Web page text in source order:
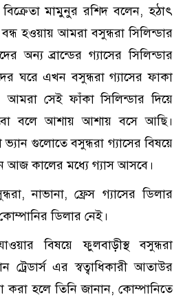
মামুনুর রশিদ বলেন, হঠাৎ
হওয়ায় আমরা বসুন্ধরা সিলিন্ডার
অন্য ব্রান্ডের গ্যাসের সিলিন্ডার
ঘরে এখন বসুন্ধরা গ্যাসের ফাকা
আমরা সেই ফাঁকা সিলিন্ডার দিয়ে
বলে আশায় আশায় বসে আছি।
ভ্যান গুলোতে বসুন্ধরা গ্যাসের বিষয়ে
আজ কালের মধ্যে গ্যাস আসবে।
নাভানা, ফ্রেস গ্যাসের ডিলার
ডিলার নেই।
বিষয়ে ফুলবাড়ীস্থ বসুন্ধরা
ট্রেডার্স এর স্বত্বাধিকারী আতাউর
করা হলে তিনি জানান, কোম্পানিতে